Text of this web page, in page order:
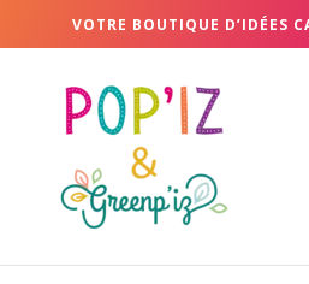
VOTRE BOUTIQUE D’IDÉES